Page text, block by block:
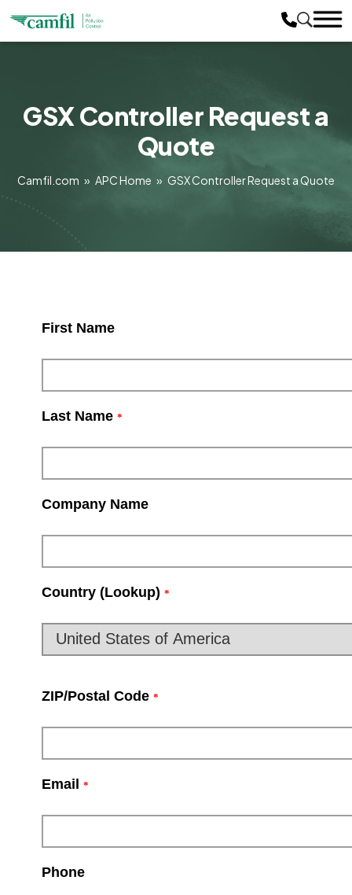
GSX Controller Request a
Quote
Camfil.com » APC Home » GSX Controller Request a Quote
First Name
Last Name *
Company Name
Country (Lookup) *
ZIP/Postal Code *
Email *
Phone